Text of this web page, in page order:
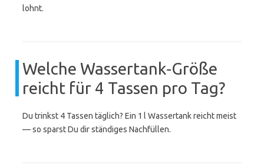
lohnt.
Welche Wassertank‑Größe
reicht für 4 Tassen pro Tag?
Du trinkst 4 Tassen täglich? Ein 1 l Wassertank reicht meist
— so sparst Du dir ständiges Nachfüllen.